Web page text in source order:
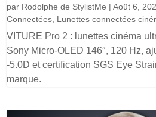
par Rodolphe de StylistMe |Août 6,
Connectées Lunettes connectées
VITURE Pro 2 : lunettes cinéma
Sony Micro-OLED 146″, 120 Hz,
-5.0D et certification SGS Eye
marque.